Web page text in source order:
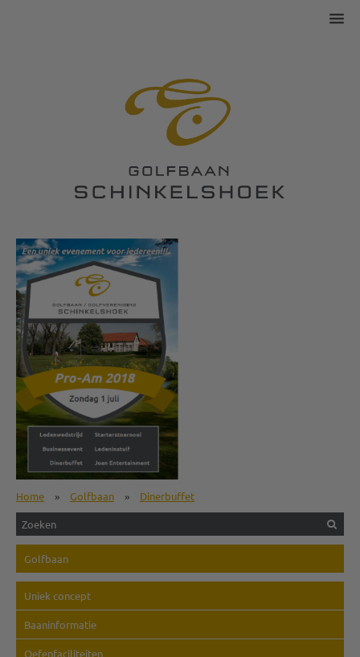
Home » Golfbaan » Dinerbuffet
Golfbaan
Uniek concept
Baaninformatie
Oefenfaciliteiten